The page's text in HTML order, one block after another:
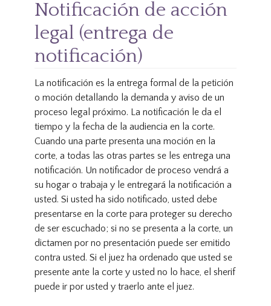
Notificación de acción
legal (entrega de
notificación)
La notificación es la entrega formal de la petición
o moción detallando la demanda y aviso de un
proceso legal próximo. La notificación le da el
tiempo y la fecha de la audiencia en la corte.
Cuando una parte presenta una moción en la
corte, a todas las otras partes se les entrega una
notificación. Un notificador de proceso vendrá a
su hogar o trabaja y le entregará la notificación a
usted. Si usted ha sido notificado, usted debe
presentarse en la corte para proteger su derecho
de ser escuchado; si no se presenta a la corte, un
dictamen por no presentación puede ser emitido
contra usted. Si el juez ha ordenado que usted se
presente ante la corte y usted no lo hace, el sherif
puede ir por usted y traerlo ante el juez.